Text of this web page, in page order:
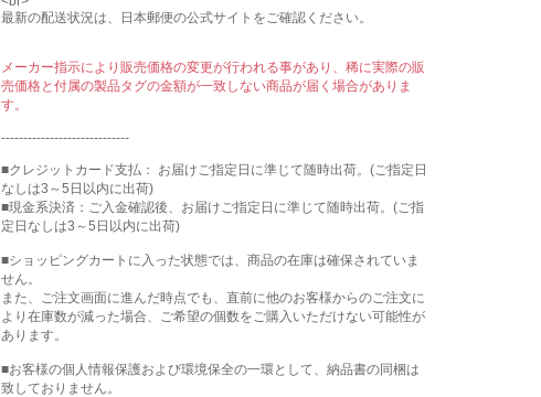
最新の配送状況は、日本郵便の公式サイトをご確認ください。
メーカー指示により販売価格の変更が行われる事があり、稀に実際の販
売価格と付属の製品タグの金額が一致しない商品が届く場合がありま
す。
-----------------------------
■クレジットカード支払： お届けご指定日に準じて随時出荷。(ご指定日
なしは3～5日以内に出荷)
■現金系決済：ご入金確認後、お届けご指定日に準じて随時出荷。(ご指
定日なしは3～5日以内に出荷)
■ショッピングカートに入った状態では、商品の在庫は確保されていま
せん。
また、ご注文画面に進んだ時点でも、直前に他のお客様からのご注文に
より在庫数が減った場合、ご希望の個数をご購入いただけない可能性が
あります。
■お客様の個人情報保護および環境保全の一環として、納品書の同梱は
致しておりません。